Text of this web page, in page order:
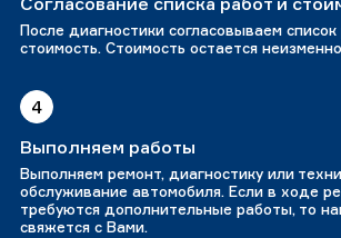
После диагностики согласовываем список
стоимость. Стоимость остается
4
Выполняем работы
Выполняем ремонт, диагностику или
обслуживание автомобиля. Если в ходе
требуются дополнительные работы, то
свяжется с Вами.